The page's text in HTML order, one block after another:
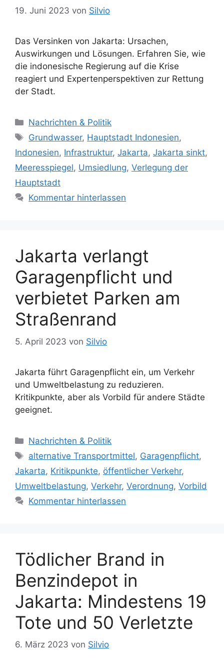
19. Juni 2023 von Silvio
Das Versinken von Jakarta: Ursachen,
Auswirkungen und Lösungen. Erfahren Sie, wie
die indonesische Regierung auf die Krise
reagiert und Expertenperspektiven zur Rettung
der Stadt.
K
a
e
g
o
r
Nachrichten & Politik
S
c
l
a
g
e
r
Grundwasser, Hauptstadt Indonesien,
Indonesien, Infrastruktur, Jakarta, Jakarta sinkt,
Meeresspiegel, Umsiedlung, Verlegung der
Hauptstadt
Kommentar hinterlassen
Jakarta verlangt
Garagenpflicht und
verbietet Parken am
Straßenrand
5. April 2023 von Silvio
Jakarta führt Garagenpflicht ein, um Verkehr
und Umweltbelastung zu reduzieren.
Kritikpunkte, aber als Vorbild für andere Städte
geeignet.
K
e
g
o
n
Nachrichten & Politik
S
l
a
r
t
e
alternative Transportmittel, Garagenpflicht,
Jakarta, Kritikpunkte, öffentlicher Verkehr,
Umweltbelastung, Verkehr, Verordnung, Vorbild
Kommentar hinterlassen
Tödlicher Brand in
Benzindepot in
Jakarta: Mindestens 19
Tote und 50 Verletzte
6. März 2023 von Silvio